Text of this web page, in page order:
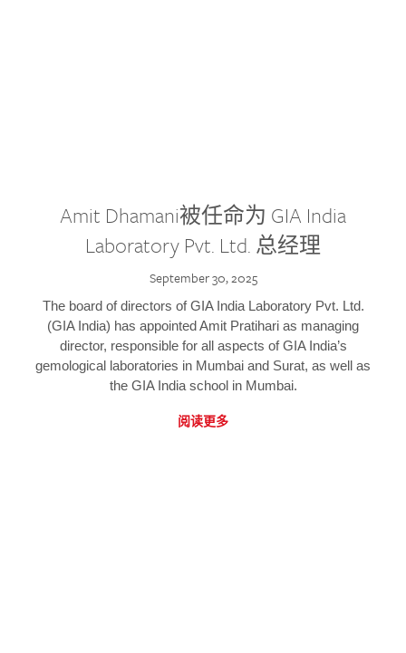
Amit Dhamani被任命为 GIA India
Laboratory Pvt. Ltd. 总经理
September 30, 2025
The board of directors of GIA India Laboratory Pvt. Ltd.
(GIA India) has appointed Amit Pratihari as managing
director, responsible for all aspects of GIA India’s
gemological laboratories in Mumbai and Surat, as well as
the GIA India school in Mumbai.
阅读更多